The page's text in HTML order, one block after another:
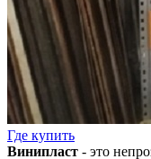
Где купить
Винипласт - это